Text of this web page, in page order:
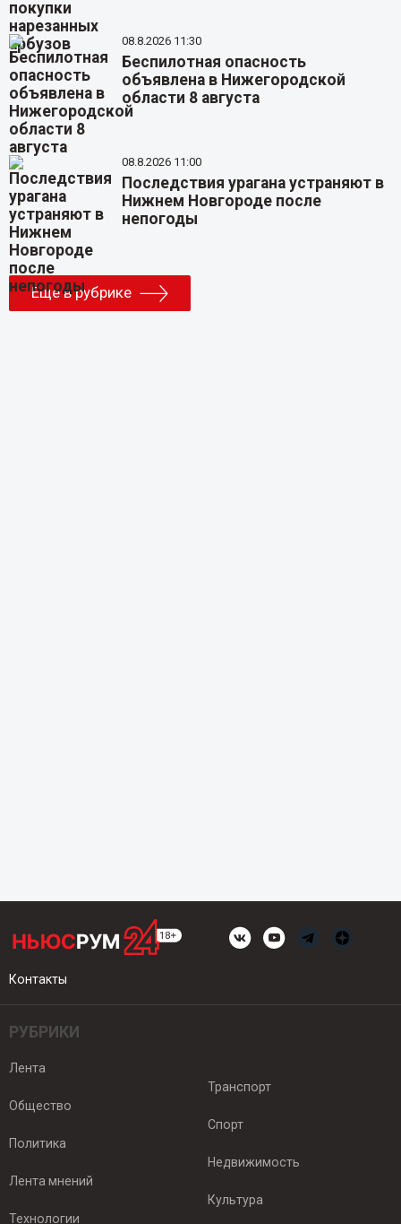
08.8.2026 11:30
Беспилотная опасность
объявлена в Нижегородской
области 8 августа
08.8.2026 11:00
Последствия урагана устраняют в
Нижнем Новгороде после
непогоды
Еще в рубрике
Контакты
РУБРИКИ
Лента
Общество
Политика
Лента мнений
Технологии
Транспорт
Спорт
Недвижимость
Культура